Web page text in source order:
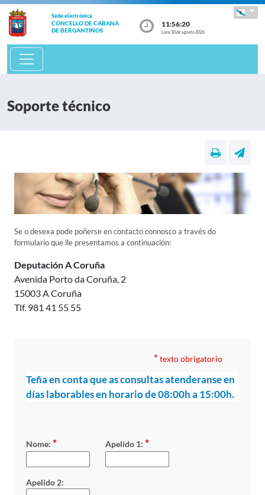
Sede electrónica
CONCELLO DE CABANA
DE BERGANTIÑOS
11:56:20
Luns 10 de agosto 2026
Soporte técnico
Se o desexa pode poñerse en contacto connosco a través do
formulario que lle presentamos a continuación:
Deputación A Coruña
Avenida Porto da Coruña, 2
15003 A Coruña
Tlf. 981 41 55 55
*texto obrigatorio
Teña en conta que as consultas atenderanse en
días laborables en horario de 08:00h a 15:00h.
Nome: * Apelido 1: *
Apelido 2: